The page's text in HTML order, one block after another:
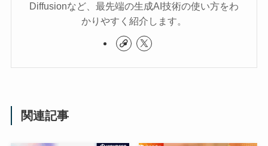
Diffusionなど、最先端の生成AI技術の使い方をわ
かりやすく紹介します。
関連記事